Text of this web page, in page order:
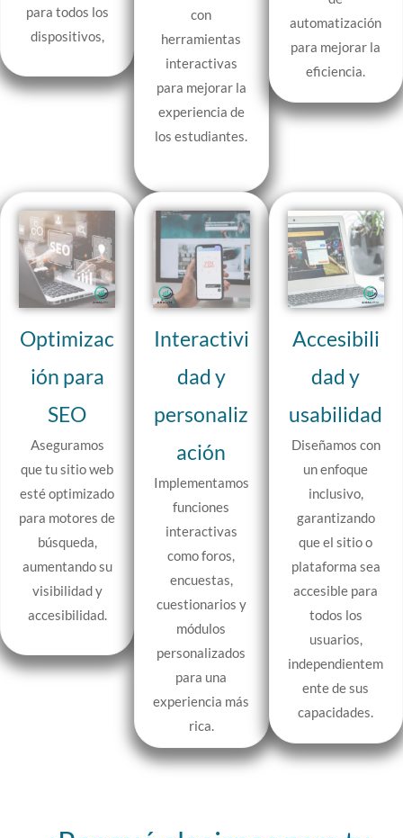
para todos los
dispositivos,
con
herramientas
interactivas
para mejorar la
experiencia de
los estudiantes.
automatización
para mejorar la
eficiencia.
Optimizac
ión para
SEO
Aseguramos
que tu sitio web
esté optimizado
para motores de
búsqueda,
aumentando su
visibilidad y
accesibilidad.
Interactivi
dad y
personaliz
ación
Implementamos
funciones
interactivas
como foros,
encuestas,
cuestionarios y
módulos
personalizados
para una
experiencia más
rica.
Accesibili
dad y
usabilidad
Diseñamos con
un enfoque
inclusivo,
garantizando
que el sitio o
plataforma sea
accesible para
todos los
usuarios,
independientem
ente de sus
capacidades.